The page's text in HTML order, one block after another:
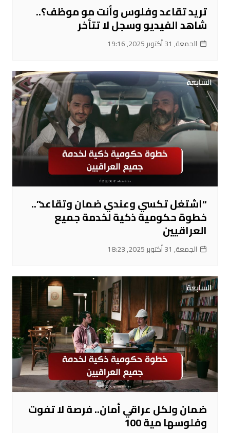
تريد تقاعد وفلوس وأنت مو موظف؟..
شاهد الفيديو وسجل لا تتأخر
الجمعة, 31 أكتوبر 2025, 19:16
“اشتغل تكسي وعندي ضمان وتقاعد”..
خطوة حكومية ذكية لخدمة جميع
العراقيين
الجمعة, 31 أكتوبر 2025, 18:23
ضمان ولكل عراقي أمان.. فرصة لا تفوت
وفلوسها مية 100